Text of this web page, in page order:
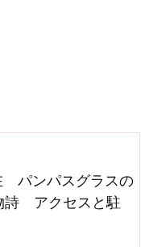
パンパスグラスの
アクセスと駐